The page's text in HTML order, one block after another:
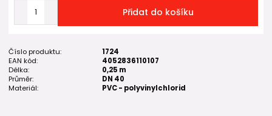
Přidat do košíku
Číslo produktu:
1724
EAN kód:
4052836110107
Délka:
0,25 m
Průměr:
DN 40
Materiál:
PVC - polyvinylchlorid